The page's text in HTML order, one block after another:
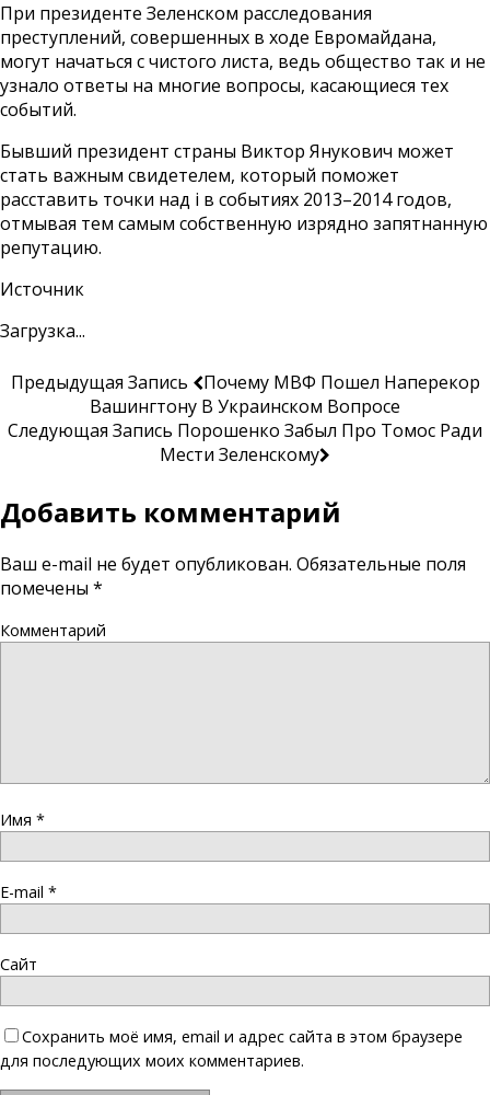
При президенте Зеленском расследования
преступлений, совершенных в ходе Евромайдана,
могут начаться с чистого листа, ведь общество так и не
узнало ответы на многие вопросы, касающиеся тех
событий.
Бывший президент страны Виктор Янукович может
стать важным свидетелем, который поможет
расставить точки над і в событиях 2013–2014 годов,
отмывая тем самым собственную изрядно запятнанную
репутацию.
Источник
Загрузка...
Предыдущая Запись
Почему МВФ Пошел Наперекор
Вашингтону В Украинском Вопросе
Следующая Запись Порошенко Забыл Про Томос Ради
Мести Зеленскому
Добавить комментарий
Ваш e-mail не будет опубликован. Обязательные поля
помечены *
Комментарий
Имя *
E-mail *
Сайт
Сохранить моё имя, email и адрес сайта в этом браузере
для последующих моих комментариев.